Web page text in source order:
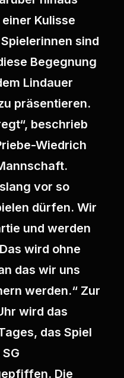
Kulisse
sind
Begegnung
Lindauer
präsentieren.
beschrieb
Wiedrich
vor so
dürfen. Wir
und werden
wird ohne
das wir uns
werden.“ Zur
wird das
das Spiel
Die